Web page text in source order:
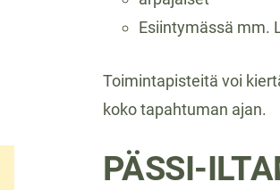
Esiintymässä mm.
Toimintapisteitä voi
koko tapahtuman ajan.
PÄSSI-